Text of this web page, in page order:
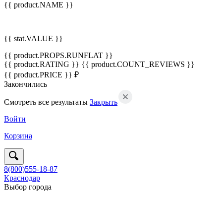
{{ product.NAME }}
{{ stat.VALUE }}
{{ product.PROPS.RUNFLAT }}
{{ product.RATING }} {{ product.COUNT_REVIEWS }}
{{ product.PRICE }} ₽
Закончились
Смотреть все результаты Закрыть
Войти
Корзина
8(800)555-18-87
Краснодар
Выбор города